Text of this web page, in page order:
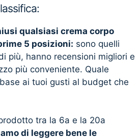
qualsiasi crema corpo
5 posizioni: sono quelli
più, hanno recensioni migliori e
più conveniente. Quale
ai tuoi gusti al budget che
tra la 6a e la 20a
di leggere bene le